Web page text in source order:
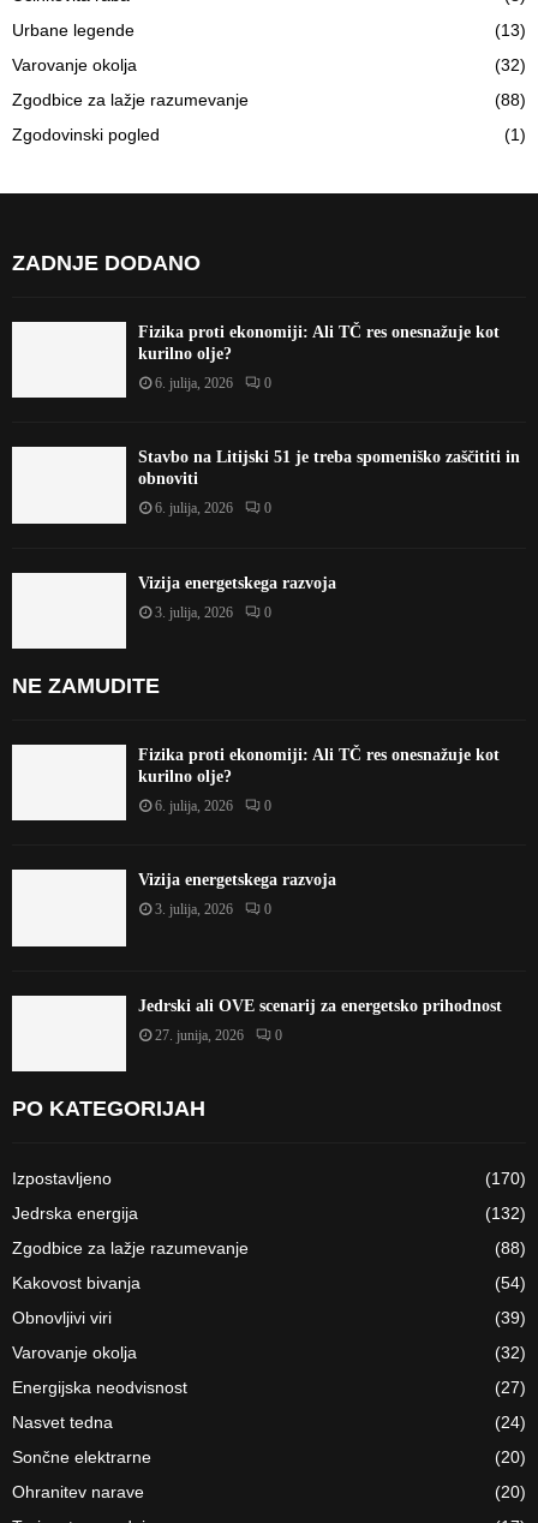
Urbane legende
(13)
Varovanje okolja
(32)
Zgodbice za lažje razumevanje
(88)
Zgodovinski pogled
(1)
ZADNJE DODANO
Fizika proti ekonomiji: Ali TČ res onesnažuje kot
kurilno olje?
6. julija, 2026 0
Stavbo na Litijski 51 je treba spomeniško zaščititi in
obnoviti
6. julija, 2026 0
Vizija energetskega razvoja
3. julija, 2026 0
NE ZAMUDITE
Fizika proti ekonomiji: Ali TČ res onesnažuje kot
kurilno olje?
6. julija, 2026 0
Vizija energetskega razvoja
3. julija, 2026 0
Jedrski ali OVE scenarij za energetsko prihodnost
27. junija, 2026 0
PO KATEGORIJAH
Izpostavljeno
(170)
Jedrska energija
(132)
Zgodbice za lažje razumevanje
(88)
Kakovost bivanja
(54)
Obnovljivi viri
(39)
Varovanje okolja
(32)
Energijska neodvisnost
(27)
Nasvet tedna
(24)
Sončne elektrarne
(20)
Ohranitev narave
(20)